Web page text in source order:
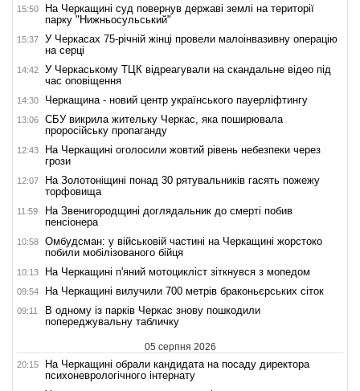
15:50
На Черкащині суд повернув державі землі на території
парку "Нижньосульський"
15:37
У Черкасах 75-річній жінці провели малоінвазивну операцію
на серці
14:42
У Черкаському ТЦК відреагували на скандальне відео під
час оповіщення
14:30 Черкащина - новий центр українського пауерліфтингу
13:06
СБУ викрила жительку Черкас, яка поширювала
проросійську пропаганду
12:43
На Черкащині оголосили жовтий рівень небезпеки через
грози
12:07
На Золотоніщині понад 30 рятувальників гасять пожежу
торфовища
11:59
На Звенигородщині доглядальник до смерті побив
пенсіонера
10:58
Омбудсман: у військовій частині на Черкащині жорстоко
побили мобілізованого бійця
10:13 На Черкащині п'яний мотоцикліст зіткнувся з мопедом
09:54 На Черкащині вилучили 700 метрів браконьєрських сіток
09:11
В одному із парків Черкас знову пошкодили
попереджувальну табличку
05 серпня 2026
20:15
На Черкащині обрали кандидата на посаду директора
психоневрологічного інтернату